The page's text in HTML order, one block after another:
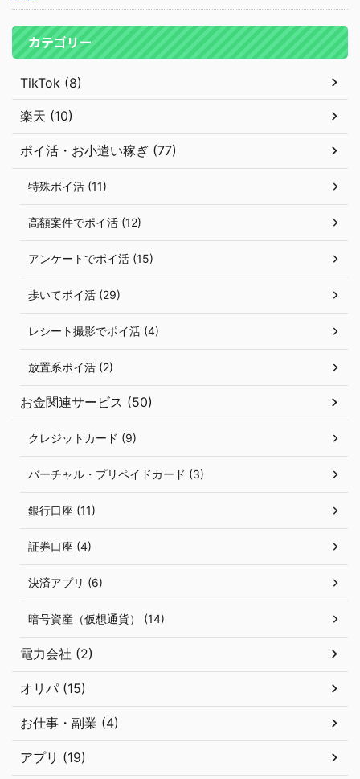
カテゴリー
TikTok (8)
楽天 (10)
ポイ活・お小遣い稼ぎ (77)
特殊ポイ活 (11)
高額案件でポイ活 (12)
アンケートでポイ活 (15)
歩いてポイ活 (29)
レシート撮影でポイ活 (4)
放置系ポイ活 (2)
お金関連サービス (50)
クレジットカード (9)
バーチャル・プリペイドカード (3)
銀行口座 (11)
証券口座 (4)
決済アプリ (6)
暗号資産（仮想通貨） (14)
電力会社 (2)
オリパ (15)
お仕事・副業 (4)
アプリ (19)